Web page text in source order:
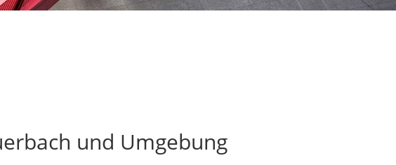
und Umgebung